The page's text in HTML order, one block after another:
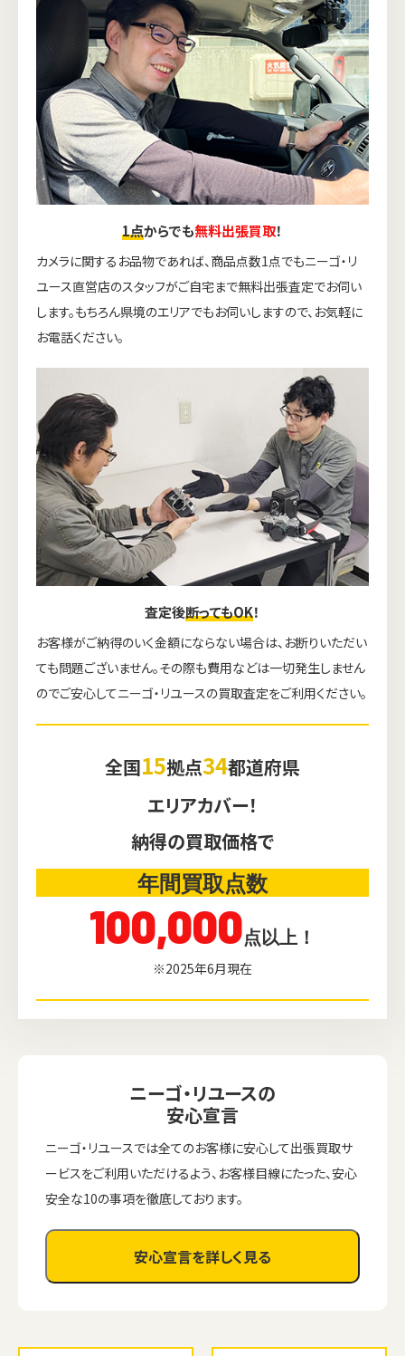
1点からでも無料出張買取！
カメラに関するお品物であれば、商品点数1点でもニーゴ・リ
ユース直営店のスタッフがご自宅まで無料出張査定でお伺い
します。もちろん県境のエリアでもお伺いしますので、お気軽に
お電話ください。
査定後断ってもOK！
お客様がご納得のいく金額にならない場合は、お断りいただい
ても問題ございません。その際も費用などは一切発生しません
のでご安心してニーゴ・リユースの買取査定をご利用ください。
全国15拠点34都道府県
エリアカバー！
納得の買取価格で
年間買取点数
100,000点以上！
※2025年6月現在
ニーゴ・リユースの
安心宣言
ニーゴ・リユースでは全てのお客様に安心して出張買取サ
ービスをご利用いただけるよう、お客様目線にたった、安心
安全な10の事項を徹底しております。
安心宣言を詳しく見る